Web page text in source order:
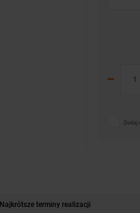
Dodaj
Najkrótsze terminy realizacji